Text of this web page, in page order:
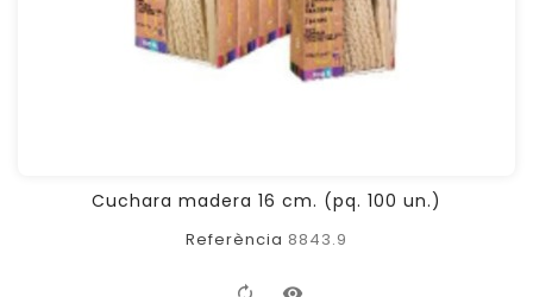
Cuchara madera 16 cm. (pq. 100 un.)
Referència 8843.9